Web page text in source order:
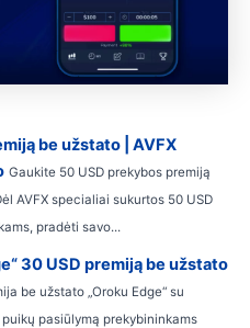
be užstato | AVFX
Gaukite 50 USD prekybos premiją
AVFX specialiai sukurtos 50 USD
pradėti savo...
30 USD premiją be užstato
be užstato „Oroku Edge“ su
pasiūlymą prekybininkams